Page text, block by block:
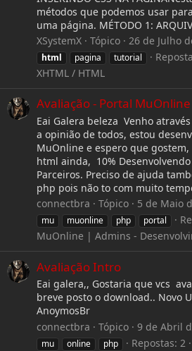
métodos que podemos usar
uma página. MÉTODO 1:
XSystemX
Tópico 26 de Julho
html
pagina tutorial
XHTML / HTML
Avaliação - Portal MuOnline
Eai Galera beleza Venho
a opinião de todos, estou
MuOnline e espero que
html ainda, 10%
Parceiros. Preciso de ajuda
php pois não to com muito
connectbra
Tópico 5 de Maio
mu
muonline php portal
MuOnline | Admins -
Avaliação Intro
Eai galera,, Gostaria que vcs
breve posto o download.. Novo
AnoymosBr
connectbra
Tópico 9 de Abril
mu
online php Repostas: 2